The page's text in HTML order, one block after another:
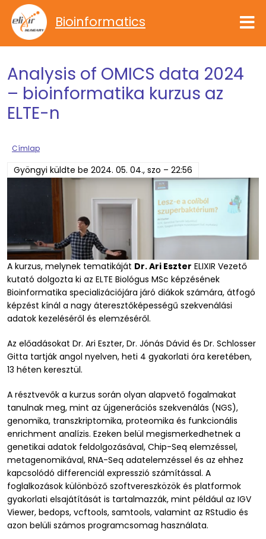
Ugrás a tartalomra
Bioinformatics
Analysis of OMICS data 2024
– bioinformatika kurzus az
ELTE-n
Címlap
Gyöngyi küldte be 2024. 05. 04., szo – 22:56
A kurzus, melynek tematikáját Dr. Ari Eszter ELIXIR Vezető
kutató dolgozta ki az ELTE Biológus MSc képzésének
Bioinformatika specializációjára járó diákok számára, átfogó
képzést kínál a nagy áteresztőképességű szekvenálási
adatok kezeléséről és elemzéséről.
Az előadásokat Dr. Ari Eszter, Dr. Jónás Dávid és Dr. Schlosser
Gitta tartják angol nyelven, heti 4 gyakorlati óra keretében,
13 héten keresztül.
A résztvevők a kurzus során olyan alapvető fogalmakat
tanulnak meg, mint az újgenerációs szekvenálás (NGS),
genomika, transzkriptomika, proteomika és funkcionális
enrichment analízis. Ezeken belül megismerkedhetnek a
genetikai adatok feldolgozásával, Chip-Seq elemzéssel,
metagenomikával, RNA-Seq adatelemzéssel és az ehhez
kapcsolódó differenciál expresszió számítással. A
foglalkozások különböző szoftvereszközök és platformok
gyakorlati elsajátítását is tartalmazzák, mint például az IGV
Viewer, bedops, vcftools, samtools, valamint az RStudio és
azon belüli számos programcsomag használata.